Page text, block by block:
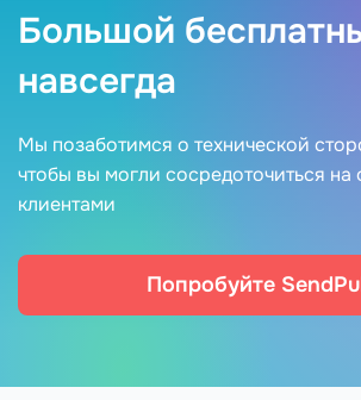
Большой
навсегда
Мы позаботимся о технической
чтобы вы могли сосредоточиться
клиентами
Попробуйте